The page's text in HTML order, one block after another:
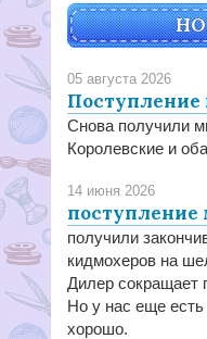
05 августа 2026
Поступление
Снова получили
Королевские и
14 июня 2026
поступление
получили
кидмохеров на
Дилер сокращает
Но у нас еще
хорошо.